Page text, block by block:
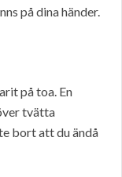
på dina händer.
på toa. En
tvätta
bort att du ändå